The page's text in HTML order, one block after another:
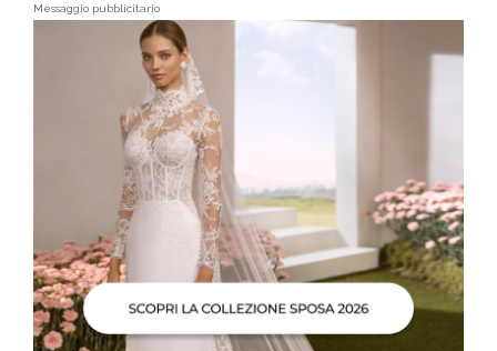
Messaggio pubblicitario